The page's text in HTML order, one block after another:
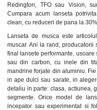
Redington, TFO sau Vision,
Cumpara acum lanseta
clean, cu reduceri de pana la
Lanseta de musca este
muscar. Ani la rand,
final lansete performante,
sau din carbon, cu inele din
mandrine forjate din aluminiu.
in ape dulci sau sarate, in
detaliu in parte: clasa, actiunea,
segmente. Orice model de
incepator sau experimentat si